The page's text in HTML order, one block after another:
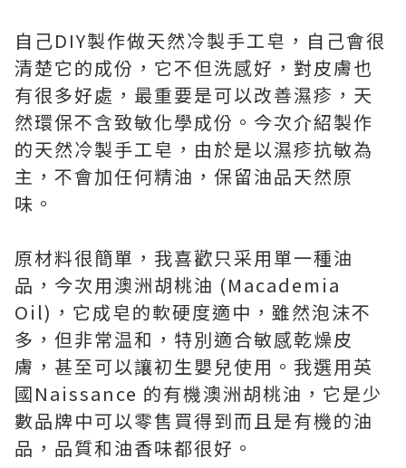
自己DIY製作做天然冷製手工皂，自己會很
清楚它的成份，它不但洗感好，對皮膚也
有很多好處，最重要是可以改善濕疹，天
然環保不含致敏化學成份。今次介紹製作
的天然冷製手工皂，由於是以濕疹抗敏為
主，不會加任何精油，保留油品天然原
味。
原材料很簡單，我喜歡只采用單一種油
品，今次用澳洲胡桃油 (Macademia
Oil)，它成皂的軟硬度適中，雖然泡沫不
多，但非常温和，特別適合敏感乾燥皮
膚，甚至可以讓初生嬰兒使用。我選用英
國Naissance 的有機澳洲胡桃油，它是少
數品牌中可以零售買得到而且是有機的油
品，品質和油香味都很好。